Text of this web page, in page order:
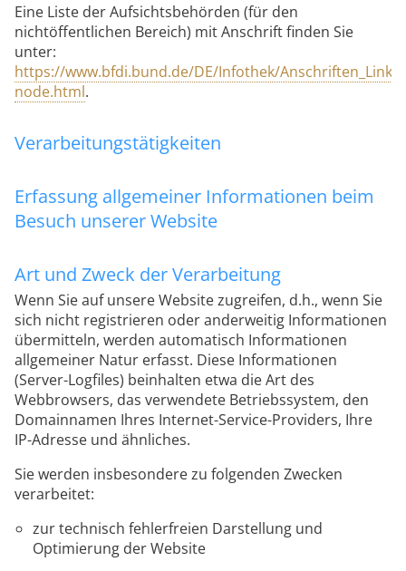
Eine Liste der Aufsichtsbehörden (für den
nichtöffentlichen Bereich) mit Anschrift finden Sie
unter:
https://www.bfdi.bund.de/DE/Infothek/
node.html.
Verarbeitungstätigkeiten
Erfassung allgemeiner Informationen beim
Besuch unserer Website
Art und Zweck der Verarbeitung
Wenn Sie auf unsere Website zugreifen, d.h., wenn Sie
sich nicht registrieren oder anderweitig Informationen
übermitteln, werden automatisch Informationen
allgemeiner Natur erfasst. Diese Informationen
(Server-Logfiles) beinhalten etwa die Art des
Webbrowsers, das verwendete Betriebssystem, den
Domainnamen Ihres Internet-Service-Providers, Ihre
IP-Adresse und ähnliches.
Sie werden insbesondere zu folgenden Zwecken
verarbeitet:
zur technisch fehlerfreien Darstellung und
Optimierung der Website